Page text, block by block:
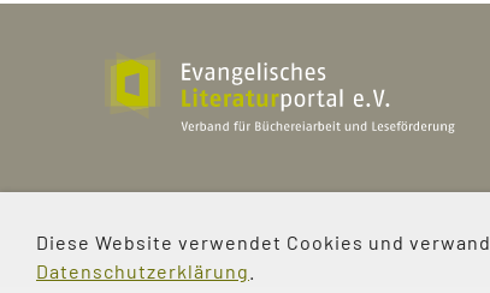
Diese Website verwendet Cookies und
Datenschutzerklärung
Bürgerstraße 2a
37073 Göttingen